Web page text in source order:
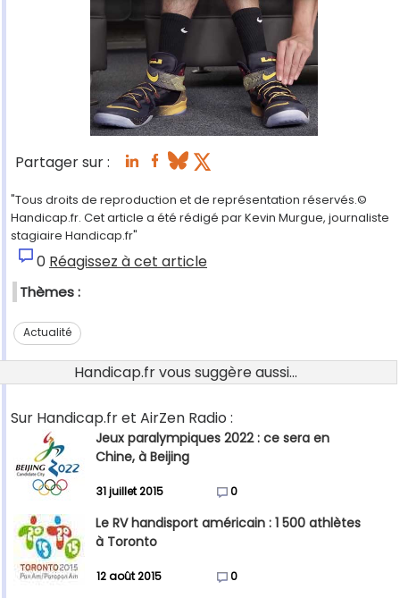
Partager sur :
"Tous droits de reproduction et de représentation réservés.©
Handicap.fr. Cet article a été rédigé par Kevin Murgue, journaliste
stagiaire Handicap.fr"
0 Réagissez à cet article
Thèmes :
Actualité
Handicap.fr vous suggère aussi...
Sur Handicap.fr et AirZen Radio :
Jeux paralympiques 2022 : ce sera en
Chine, à Beijing
31 juillet 2015 0
Le RV handisport américain : 1 500 athlètes
à Toronto
12 août 2015 0